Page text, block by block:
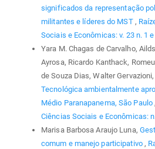
significados da representação
militantes e líderes do MST ,
Sociais e Econômicas: v. 23 n. 1
Yara M. Chagas de Carvalho,
Ayrosa, Ricardo Kanthack,
de Souza Dias, Walter Gervazioni,
Tecnológica ambientalmente
Médio Paranapanema, São Paulo,
Ciências Sociais e Econômicas:
Marisa Barbosa Araujo Luna,
comum e manejo participativo ,